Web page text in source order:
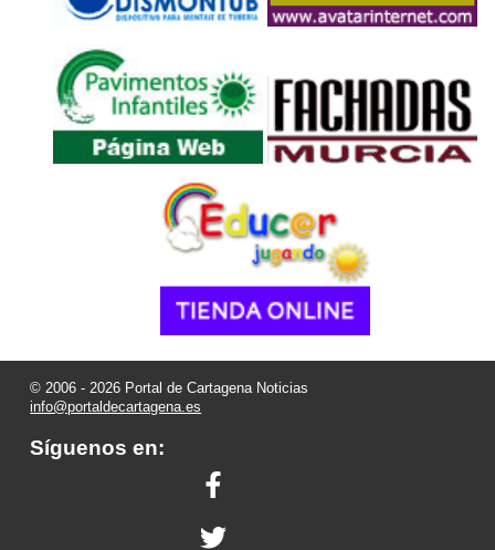
© 2006 - 2026 Portal de Cartagena Noticias
info@portaldecartagena.es
Síguenos en: